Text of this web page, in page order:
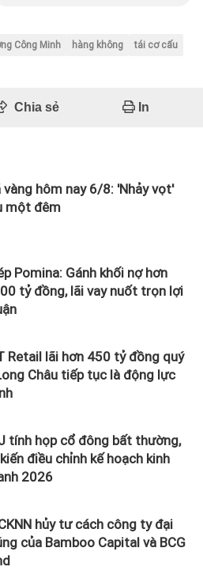
Công Minh hàng không
tái cơ cấu
Chia sẻ In
vàng hôm nay 6/8: 'Nhảy vọt'
một đêm
Pomina: Gánh khối nợ hơn
tỷ đồng, lãi vay nuốt trọn lợi
Retail lãi hơn 450 tỷ đồng quý
Châu tiếp tục là động lực
tính họp cổ đông bất thường,
điều chỉnh kế hoạch kinh
2026
hủy tư cách công ty đại
của Bamboo Capital và BCG